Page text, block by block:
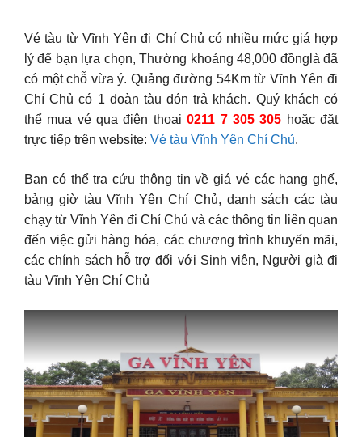
Vé tàu từ Vĩnh Yên đi Chí Chủ có nhiều mức giá hợp
lý để bạn lựa chọn, Thường khoảng 48,000 đồnglà đã
có một chỗ vừa ý. Quảng đường 54Km từ Vĩnh Yên đi
Chí Chủ có 1 đoàn tàu đón trả khách. Quý khách có
thể mua vé qua điện thoại0211 7 305 305 hoặc đặt
trực tiếp trên website: Vé tàu Vĩnh Yên Chí Chủ.
Bạn có thể tra cứu thông tin về giá vé các hạng ghế,
bảng giờ tàu Vĩnh Yên Chí Chủ, danh sách các tàu
chạy từ Vĩnh Yên đi Chí Chủ và các thông tin liên quan
đến việc gửi hàng hóa, các chương trình khuyến mãi,
các chính sách hỗ trợ đối với Sinh viên, Người già đi
tàu Vĩnh Yên Chí Chủ